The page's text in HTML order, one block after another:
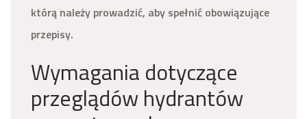
którą należy prowadzić, aby spełnić obowiązujące
przepisy.
Wymagania dotyczące
przeglądów hydrantów